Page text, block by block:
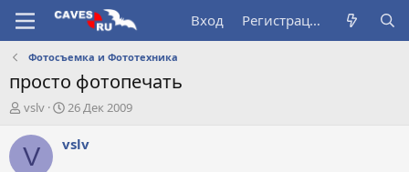
Вход Регистрация
Фотосъемка и Фототехника
просто фотопечать
А
т
о
vslv
Д
т
26 Дек 2009
V vslv